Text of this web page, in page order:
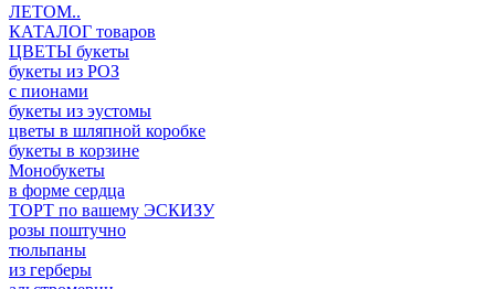
ЛЕТОМ..
КАТАЛОГ товаров
ЦВЕТЫ букеты
букеты из РОЗ
с пионами
букеты из эустомы
цветы в шляпной коробке
букеты в корзине
Монобукеты
в форме сердца
ТОРТ по вашему ЭСКИЗУ
розы поштучно
тюльпаны
из герберы